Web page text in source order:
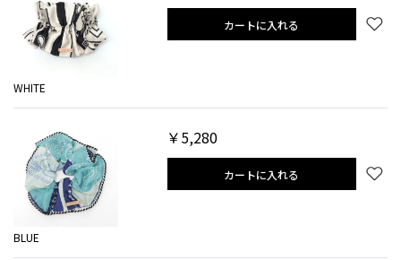
WHITE
カートに入れる
BLUE
￥5,280
カートに入れる